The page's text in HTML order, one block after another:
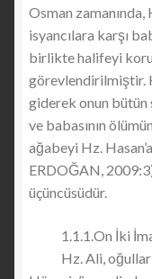
Osman zamanında,
isyancılara karşı
birlikte halifeyi
görevlendirilmiştir.
giderek onun bütün
ve babasının
ağabeyi Hz.
ERDOĞAN,
üçüncüsüdür.
1.1.1.On İki
Hz. Ali, oğulları